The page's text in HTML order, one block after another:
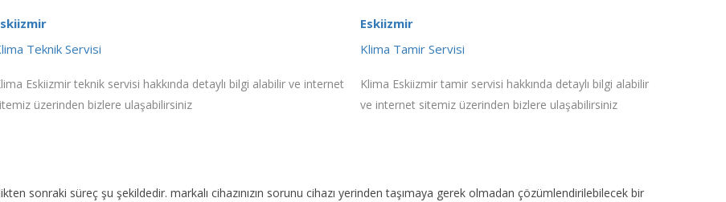
Teknik Servisi
Eskiizmir teknik servisi hakkında detaylı bilgi alabilir ve internet
üzerinden bizlere ulaşabilirsiniz
Eskiizmir
Klima Tamir Servisi
Klima Eskiizmir tamir servisi hakkında detaylı bilgi alabilir
ve internet sitemiz üzerinden bizlere ulaşabilirsiniz
sonraki süreç şu şekildedir. markalı cihazınızın sorunu cihazı yerinden taşımaya gerek olmadan çözümlendirilebilecek bir